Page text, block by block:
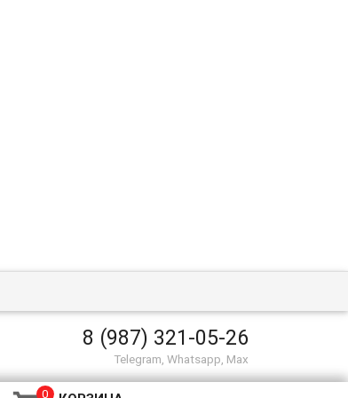
8 (987) 321-05-26
Telegram, Whatsapp, Max